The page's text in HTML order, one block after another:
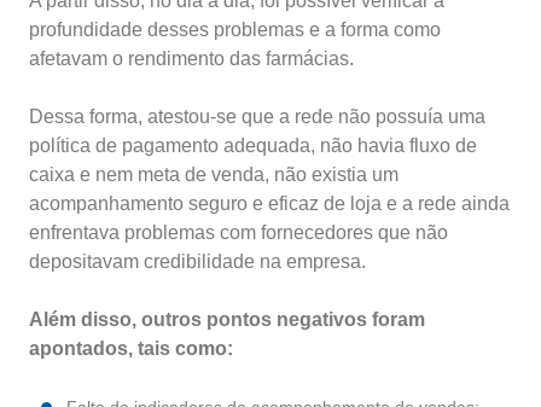
profundidade desses problemas e a forma como
afetavam o rendimento das farmácias.
Dessa forma, atestou-se que a rede não possuía uma
política de pagamento adequada, não havia fluxo de
caixa e nem meta de venda, não existia um
acompanhamento seguro e eficaz de loja e a rede ainda
enfrentava problemas com fornecedores que não
depositavam credibilidade na empresa.
Além disso, outros pontos negativos foram
apontados, tais como: